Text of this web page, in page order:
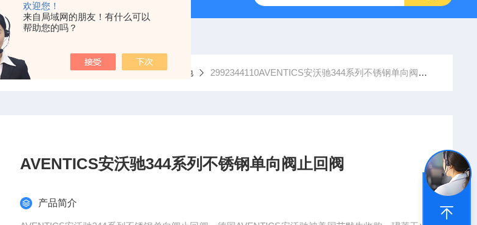
欢迎您！
来自局域网的朋友！有什么可以
帮助您的吗？
产品中心 欧美品牌 德国AVENTICS安沃驰 2992344110AVENTICS安沃驰344系列不锈钢单向阀止回阀
AVENTICS安沃驰344系列不锈钢单向阀止回阀
产品简介